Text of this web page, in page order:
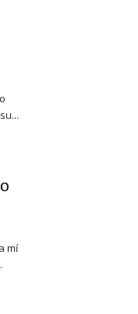
mí